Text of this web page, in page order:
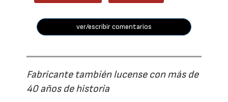
ver/escribir comentarios
Fabricante también lucense con más de
40 años de historia